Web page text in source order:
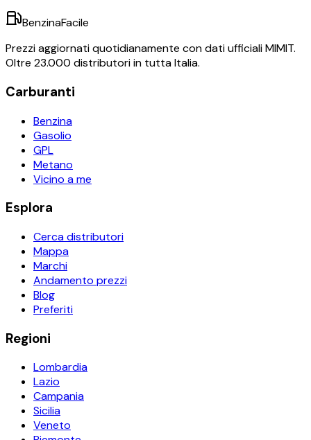
BenzinaFacile
Prezzi aggiornati quotidianamente con dati ufficiali MIMIT.
Oltre 23.000 distributori in tutta Italia.
Carburanti
Benzina
Gasolio
GPL
Metano
Vicino a me
Esplora
Cerca distributori
Mappa
Marchi
Andamento prezzi
Blog
Preferiti
Regioni
Lombardia
Lazio
Campania
Sicilia
Veneto